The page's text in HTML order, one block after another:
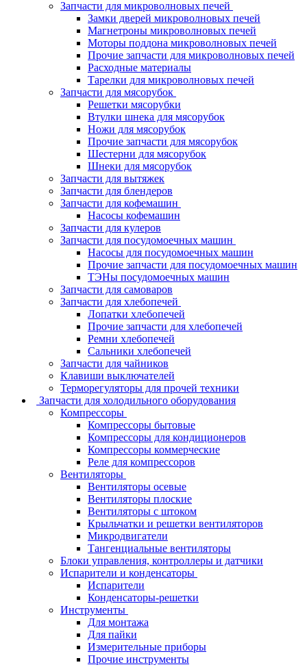
Запчасти для микроволновых печей
Замки дверей микроволновых печей
Магнетроны микроволновых печей
Моторы поддона микроволновых печей
Прочие запчасти для микроволновых печей
Расходные материалы
Тарелки для микроволновых печей
Запчасти для мясорубок
Решетки мясорубки
Втулки шнека для мясорубок
Ножи для мясорубок
Прочие запчасти для мясорубок
Шестерни для мясорубок
Шнеки для мясорубок
Запчасти для вытяжек
Запчасти для блендеров
Запчасти для кофемашин
Насосы кофемашин
Запчасти для кулеров
Запчасти для посудомоечных машин
Насосы для посудомоечных машин
Прочие запчасти для посудомоечных машин
ТЭНы посудомоечных машин
Запчасти для самоваров
Запчасти для хлебопечей
Лопатки хлебопечей
Прочие запчасти для хлебопечей
Ремни хлебопечей
Сальники хлебопечей
Запчасти для чайников
Клавиши выключателей
Терморегуляторы для прочей техники
Запчасти для холодильного оборудования
Компрессоры
Компрессоры бытовые
Компрессоры для кондиционеров
Компрессоры коммерческие
Реле для компрессоров
Вентиляторы
Вентиляторы осевые
Вентиляторы плоские
Вентиляторы с штоком
Крыльчатки и решетки вентиляторов
Микродвигатели
Тангенциальные вентиляторы
Блоки управления, контроллеры и датчики
Испарители и конденсаторы
Испарители
Конденсаторы-решетки
Инструменты
Для монтажа
Для пайки
Измерительные приборы
Прочие инструменты